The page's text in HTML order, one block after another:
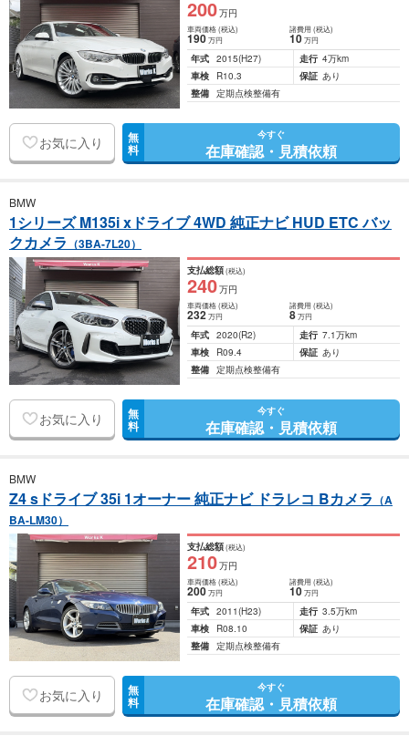
200万円
車両価格(税込)
190万円
諸費用 (税込)
10 万円
年式 2015(H27) 走行 4万km
車検
R10.3 保証 あり
整備 定期点検整備有
お気に入り 無
料
今すぐ
在庫確認・見積依頼
BMW
1シリーズ M135i xドライブ 4WD 純正ナビ HUD ETC バッ
クカメラ （3BA-7L20）
支払総額(税込)
240万円
車両価格(税込)
232万円
諸費用 (税込)
8 万円
年式 2020(R2) 走行 7.1万km
車検
R09.4 保証 あり
整備 定期点検整備有
お気に入り 無
料
今すぐ
在庫確認・見積依頼
BMW
Z4 sドライブ 35i 1オーナー 純正ナビ ドラレコ Bカメラ （A
BA-LM30）
支払総額(税込)
210万円
車両価格(税込)
200万円
諸費用 (税込)
10 万円
年式 2011(H23) 走行 3.5万km
車検
R08.10 保証 あり
整備 定期点検整備有
お気に入り 無
料
今すぐ
在庫確認・見積依頼